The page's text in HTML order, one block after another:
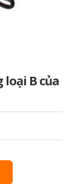
loại B của